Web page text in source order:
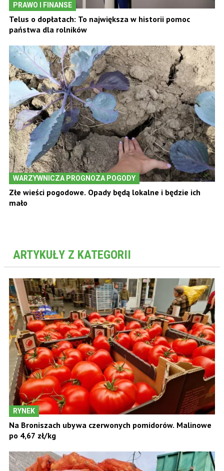
PRAWO I FINANSE
Telus o dopłatach: To największa w historii pomoc
państwa dla rolników
WARZYWNICZA PROGNOZA POGODY
Złe wieści pogodowe. Opady będą lokalne i będzie ich
mało
ARTYKUŁY Z KATEGORII
RYNEK
Na Broniszach ubywa czerwonych pomidorów. Malinowe
po 4,67 zł/kg